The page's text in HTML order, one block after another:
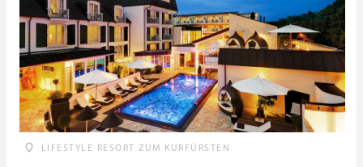
LIFESTYLE RESORT ZUM KURFÜRSTEN